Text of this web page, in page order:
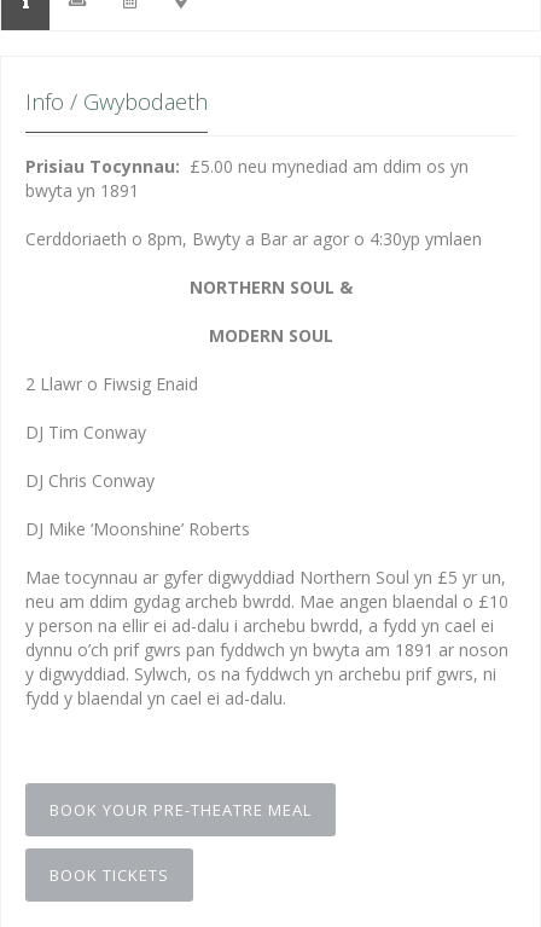
Info / Gwybodaeth
Prisiau Tocynnau: £5.00 neu mynediad am ddim os yn
bwyta yn 1891
Cerddoriaeth o 8pm, Bwyty a Bar ar agor o 4:30yp ymlaen
NORTHERN SOUL &
MODERN SOUL
2 Llawr o Fiwsig Enaid
DJ Tim Conway
DJ Chris Conway
DJ Mike ‘Moonshine’ Roberts
Mae tocynnau ar gyfer digwyddiad Northern Soul yn £5 yr un,
neu am ddim gydag archeb bwrdd. Mae angen blaendal o £10
y person na ellir ei ad-dalu i archebu bwrdd, a fydd yn cael ei
dynnu o’ch prif gwrs pan fyddwch yn bwyta am 1891 ar noson
y digwyddiad. Sylwch, os na fyddwch yn archebu prif gwrs, ni
fydd y blaendal yn cael ei ad-dalu.
BOOK YOUR PRE-THEATRE MEAL
BOOK TICKETS